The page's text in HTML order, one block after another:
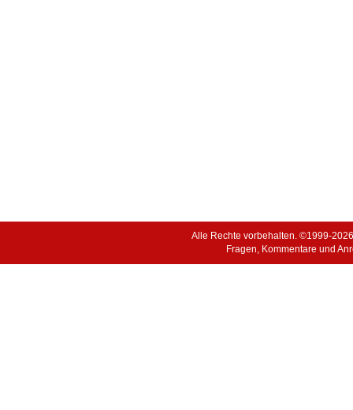
Alle Rechte vorbehalten. ©1999-
Fragen, Kommentare und